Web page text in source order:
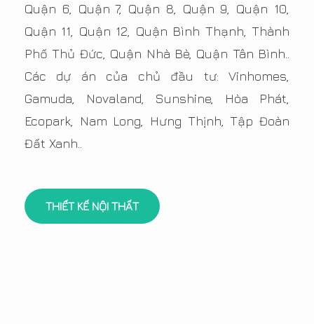
Quận 6, Quận 7, Quận 8, Quận 9, Quận 10,
Quận 11, Quận 12, Quận Bình Thạnh, Thành
Phố Thủ Đức, Quận Nhà Bè, Quận Tân Bình..
Các dự án của chủ đầu tư: Vinhomes,
Gamuda, Novaland, Sunshine, Hòa Phát,
Ecopark, Nam Long, Hưng Thịnh, Tập Đoàn
Đất Xanh..
THIẾT KẾ NỘI THẤT